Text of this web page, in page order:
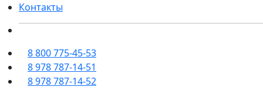
Контакты
8 800 775-45-53
8 978 787-14-51
8 978 787-14-52